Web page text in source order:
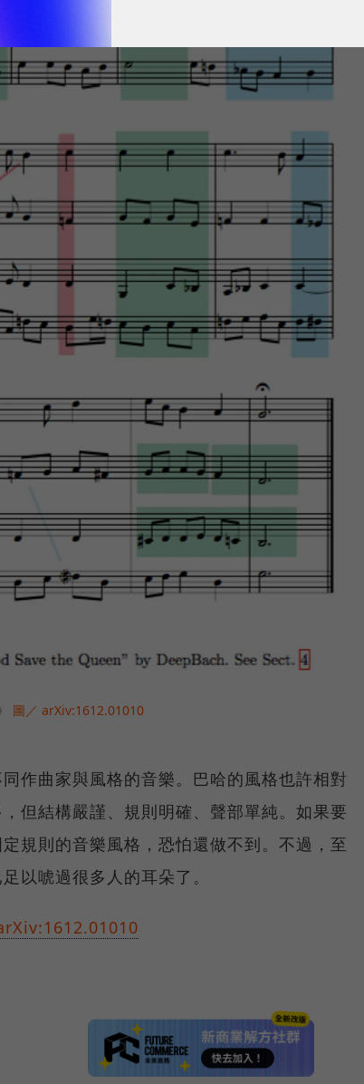
圖／ arXiv:1612.01010
作曲家與風格的音樂。巴哈的風格也許相對
但結構嚴謹、規則明確、聲部單純。如果要
規則的音樂風格，恐怕還做不到。不過，至
以唬過很多人的耳朵了。